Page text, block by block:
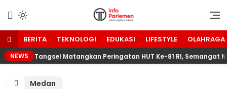
konten
Info Parlemen
Suara Aspirasi Rakyat
BERITA TEKNOLOGI EDUKASI LIFESTYLE OLAHRAGA
NEWS Tangsel Matangkan Peringatan HUT Ke-81 RI, Semangat
Medan